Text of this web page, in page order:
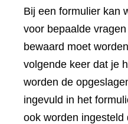
Bij een formulier kan
voor bepaalde
bewaard moet
volgende keer dat je
worden de
ingevuld in het
ook worden